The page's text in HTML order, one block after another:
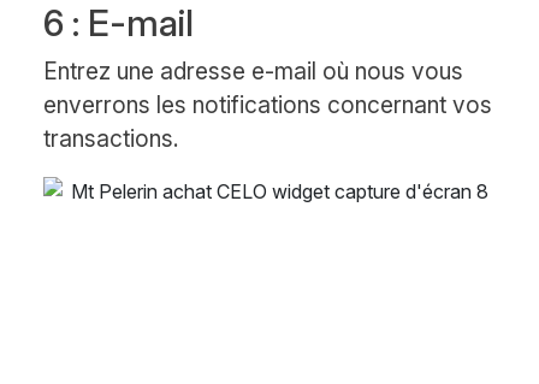
6 : E-mail
Entrez une adresse e-mail où nous vous
enverrons les notifications concernant vos
transactions.